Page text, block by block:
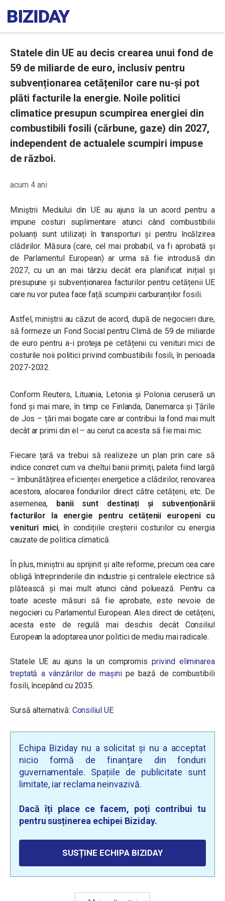
Statele din UE au decis crearea unui fond de
59 de miliarde de euro, inclusiv pentru
subvenționarea cetățenilor care nu-și pot
plăti facturile la energie. Noile politici
climatice presupun scumpirea energiei din
combustibili fosili (cărbune, gaze) din 2027,
independent de actualele scumpiri impuse
de război.
acum 4 ani
Miniștrii Mediului din UE au ajuns la un acord pentru a
impune costuri suplimentare atunci când combustibilii
poluanți sunt utilizați în transporturi și pentru încălzirea
clădirilor. Măsura (care, cel mai probabil, va fi aprobată și
de Parlamentul European) ar urma să fie introdusă din
2027, cu un an mai târziu decât era planificat inițial și
presupune și subvenționarea facturilor pentru cetățenii UE
care nu vor putea face față scumpirii carburanților fosili.
Astfel, miniștrii au căzut de acord, după de negocieri dure,
să formezeun Fond Social pentru Climă de 59 de miliarde
de euro pentru a-i proteja pe cetățenii cu venituri mici de
costurile noii politici privind combustibilii fosili, în perioada
2027-2032.
Conform Reuters, Lituania, Letonia și Polonia ceruseră un
fond și mai mare, în timp ce Finlanda, Danemarca și Țările
de Jos – țări mai bogate care ar contribui la fond mai mult
decât ar primi din el – au cerut ca acesta să fie mai mic.
Fiecare țară va trebui să realizeze un plan prin care să
indice concret cum va cheltui banii primiți, paleta fiind largă
– îmbunătățirea eficienței energetice a clădirilor, renovarea
acestora, alocarea fondurilor direct către cetățeni, etc. De
asemenea, banii sunt destinați și subvenționării
facturilor la energie pentru cetățenii europeni cu
venituri mici, în condițiile creșterii costurilor cu energia
cauzate de politica climatică.
În plus, miniștrii au sprijinit și alte reforme, precum cea care
obligă întreprinderile din industrie și centralele electrice să
plătească și mai mult atunci când poluează. Pentru ca
toate aceste măsuri să fie aprobate, este nevoie de
negocieri cu Parlamentul European. Ales direct de cetățeni,
acesta este de regulă mai deschis decât Consiliul
European la adoptarea unor politici de mediu mai radicale.
Statele UE au ajuns la un compromisprivind eliminarea
treptată a vânzărilor de mașinipe bază de combustibili
fosili, începând cu 2035.
Sursă alternativă: Consiliul UE
Echipa Biziday nu a solicitat și nu a acceptat
nicio formă de finanțare din fonduri
guvernamentale. Spațiile de publicitate sunt
limitate, iar reclama neinvazivă.
Dacă îți place ce facem, poți contribui tu
pentru susținerea echipei Biziday.
SUSȚINE ECHIPA BIZIDAY